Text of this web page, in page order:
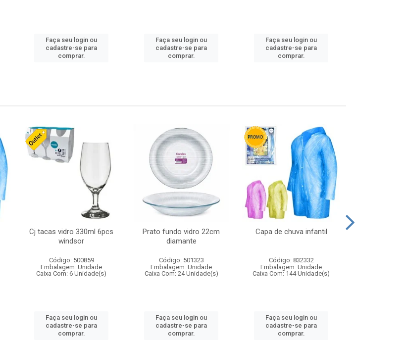
Faça seu login ou
cadastre-se para
comprar.
Faça seu login ou
cadastre-se para
comprar.
Faça seu login ou
cadastre-se para
comprar.
Cj tacas vidro 330ml 6pcs
windsor
Código: 500859
Embalagem: Unidade
Caixa Com: 6 Unidade(s)
Faça seu login ou
cadastre-se para
comprar.
Prato fundo vidro 22cm
diamante
Código: 501323
Embalagem: Unidade
Caixa Com: 24 Unidade(s)
Faça seu login ou
cadastre-se para
comprar.
Capa de chuva infantil
Código: 832332
Embalagem: Unidade
Caixa Com: 144 Unidade(s)
Faça seu login ou
cadastre-se para
comprar.